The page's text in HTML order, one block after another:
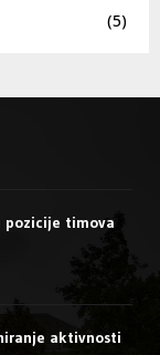
(5)
timova
aktivnosti